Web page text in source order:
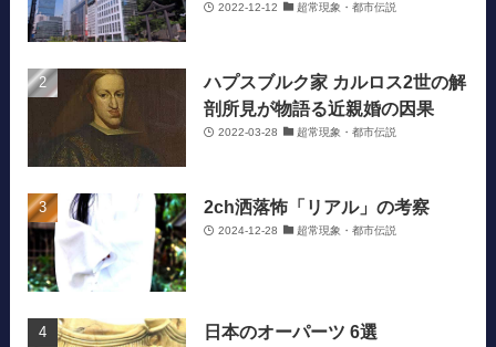
2022-12-12 超常現象・都市伝説
ハプスブルク家 カルロス2世の解
剖所見が物語る近親婚の因果
2022-03-28 超常現象・都市伝説
2ch洒落怖「リアル」の考察
2024-12-28 超常現象・都市伝説
日本のオーパーツ 6選